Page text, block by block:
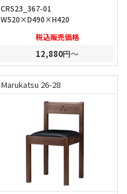
CRS23_367-01
W520×D490×H420
税込販売価格
12,880円～
Marukatsu 26-28